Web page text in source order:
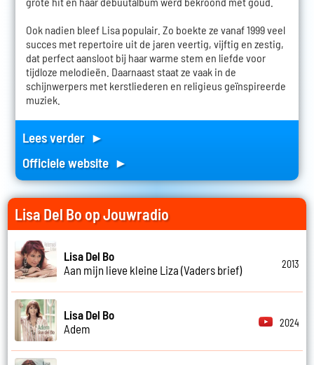
Ook nadien bleef Lisa populair. Zo boekte ze vanaf 1999 veel
succes met repertoire uit de jaren veertig, vijftig en zestig,
dat perfect aansloot bij haar warme stem en liefde voor
tijdloze melodieën. Daarnaast staat ze vaak in de
schijnwerpers met kerstliederen en religieus geïnspireerde
muziek.
Lees verder ►
Officiele website ►
Lisa Del Bo op Jouwradio
Lisa Del Bo
Aan mijn lieve kleine Liza (Vaders brief)
2013
Lisa Del Bo
Adem
2024